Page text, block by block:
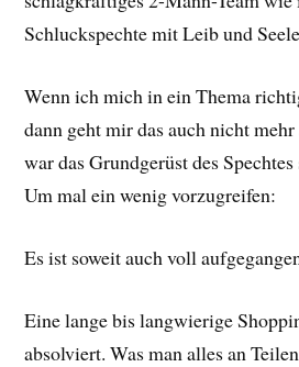
Schluckspechte mit Leib und
Wenn ich mich in ein Thema
dann geht mir das auch nicht
war das Grundgerüst des
Um mal ein wenig vorzugreifen:
Es ist soweit auch voll
Eine lange bis langwierige
absolviert. Was man alles an